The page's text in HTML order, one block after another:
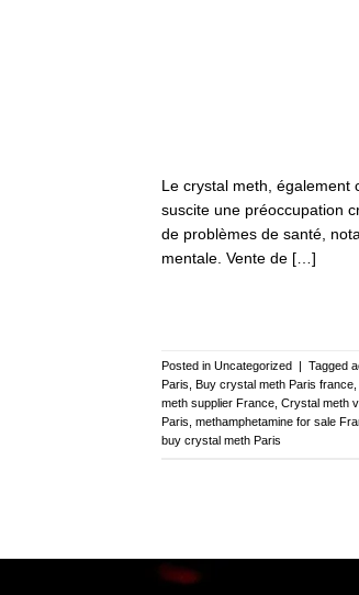
Le crystal meth, également
suscite une préoccupation
de problèmes de santé,
mentale. Vente de […]
Posted in Uncategorized Tagged
Paris, Buy crystal meth Paris france,
meth supplier France, Crystal meth
Paris, methamphetamine for sale
buy crystal meth Paris